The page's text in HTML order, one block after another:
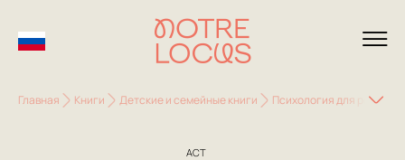
Главная Книги Детские и семейные книги Психология для
АСТ